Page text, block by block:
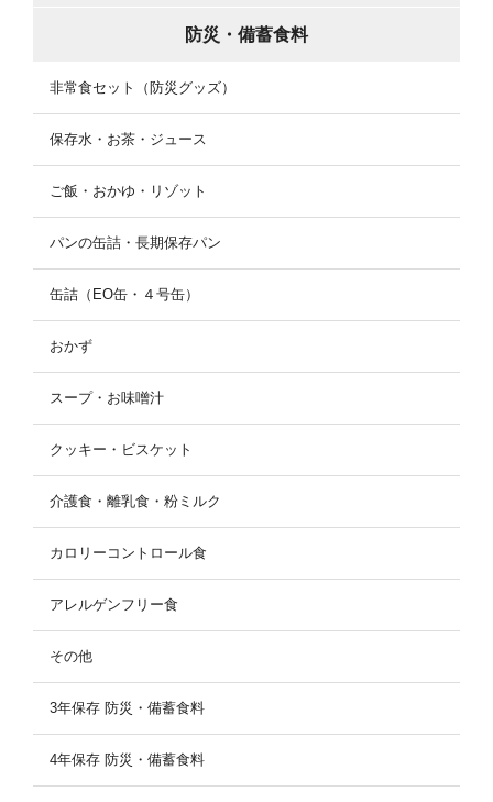
防災・備蓄食料
非常食セット（防災グッズ）
保存水・お茶・ジュース
ご飯・おかゆ・リゾット
パンの缶詰・長期保存パン
缶詰（EO缶・４号缶）
おかず
スープ・お味噌汁
クッキー・ビスケット
介護食・離乳食・粉ミルク
カロリーコントロール食
アレルゲンフリー食
その他
3年保存 防災・備蓄食料
4年保存 防災・備蓄食料